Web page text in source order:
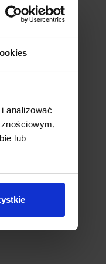
analizować
lub